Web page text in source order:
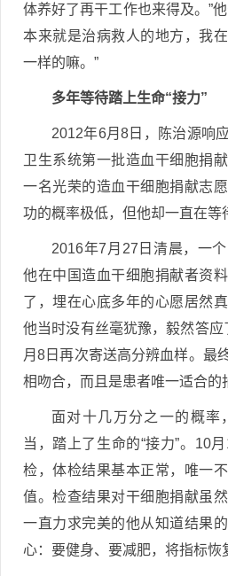
体养好了再干工作也来得及。”
本来就是治病救人的地方，我
一样的嘛。”
多年等待踏上生命“接力”
2012年6月8日，陈治源响
卫生系统第一批造血干细胞捐
一名光荣的造血干细胞捐献志
功的概率极低，但他却一直在等
2016年7月27日清晨，一
他在中国造血干细胞捐献者资
了，埋在心底多年的心愿居然
他当时没有丝毫犹豫，毅然答
月8日再次寄送高分辨血样。最
相吻合，而且是患者唯一适合的
面对十几万分之一的概率
当，踏上了生命的“接力”。10
检，体检结果基本正常，唯一
值。检查结果对干细胞捐献虽
一直力求完美的他从知道结果
心：要健身、要减肥，将指标恢